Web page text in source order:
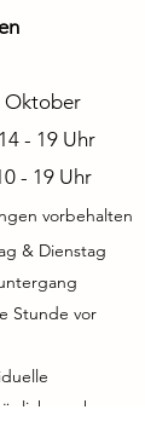
Oktober
- 19 Uhr
- 19 Uhr
vorbehalten
& Dienstag
Stunde vor
auch